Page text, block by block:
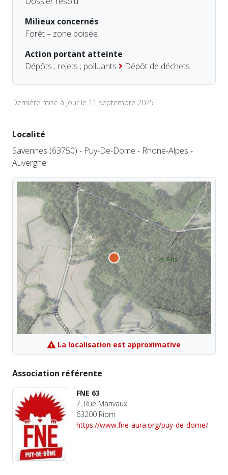
Milieux concernés
Forêt – zone boisée
Action portant atteinte
Dépôts ; rejets ; polluants
Dépôt de déchets
Dernière mise à jour le 11 septembre 2025
Localité
Savennes (63750) - Puy-De-Dome - Rhone-Alpes -
Auvergne
La localisation est approximative
Association référente
FNE 63
7, Rue Marivaux
63200 Riom
https://www.fne-aura.org/puy-de-dome/